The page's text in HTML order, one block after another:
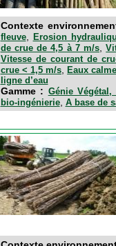
Contexte
fleuve,
Erosion
de crue de 4,5 à 7 m/s ,
Vitesse de courant de
crue < 1,5 m/s,Eaux
ligne d’eau
Gamme : Génie
bio-ingénierie, A base de